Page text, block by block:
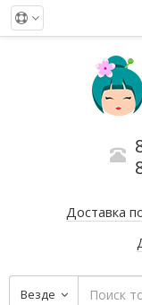
Доставка
Везде